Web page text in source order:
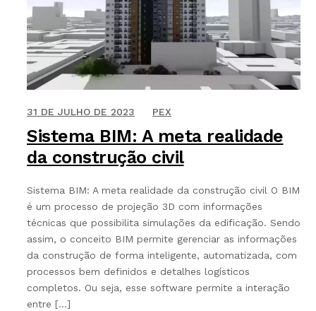
30 DE NOVEMBRO DE 2021
31 DE JULHO DE 2023 PEX
Sistema BIM: A meta realidade
da construção civil
Sistema BIM: A meta realidade da construção civil O BIM
é um processo de projeção 3D com informações
técnicas que possibilita simulações da edificação. Sendo
assim, o conceito BIM permite gerenciar as informações
da construção de forma inteligente, automatizada, com
processos bem definidos e detalhes logísticos
completos. Ou seja, esse software permite a interação
entre […]